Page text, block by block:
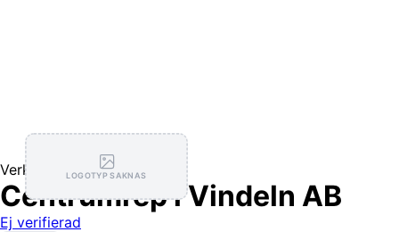
LOGOTYP SAKNAS
Verkstäder
Centrumrep i Vindeln AB
Ej verifierad